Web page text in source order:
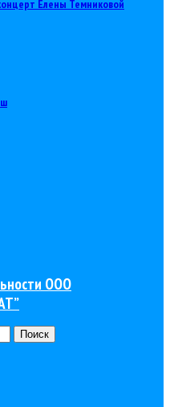
Елены Темниковой
ООО
Поиск